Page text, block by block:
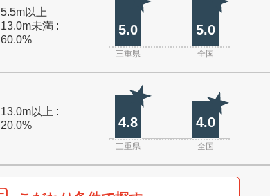
5.5m以上
13.0m未満 :
60.0%
5.0 5.0
三重県 全国
13.0m以上 :
20.0%
4.8 4.0
三重県 全国